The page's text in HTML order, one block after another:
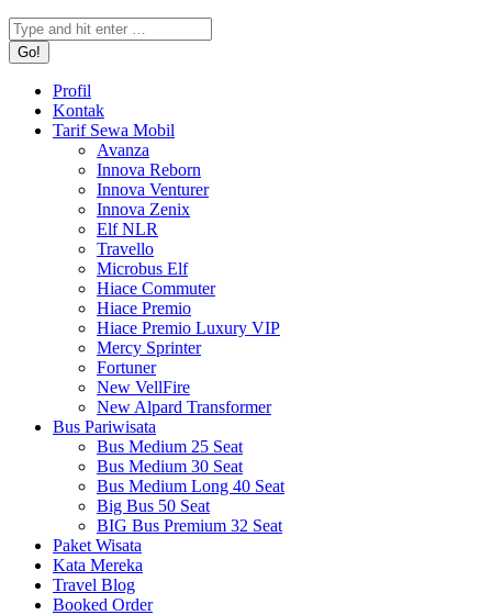
Search:
Profil
Kontak
Tarif Sewa Mobil
Avanza
Innova Reborn
Innova Venturer
Innova Zenix
Elf NLR
Travello
Microbus Elf
Hiace Commuter
Hiace Premio
Hiace Premio Luxury VIP
Mercy Sprinter
Fortuner
New VellFire
New Alpard Transformer
Bus Pariwisata
Bus Medium 25 Seat
Bus Medium 30 Seat
Bus Medium Long 40 Seat
Big Bus 50 Seat
BIG Bus Premium 32 Seat
Paket Wisata
Kata Mereka
Travel Blog
Booked Order